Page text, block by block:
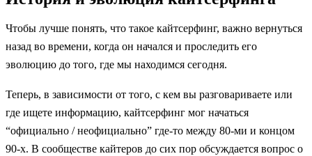
Чтобы лучше понять, что такое кайтсерфинг, важно вернуться
назад во времени, когда он начался и проследить его
эволюцию до того, где мы находимся сегодня.
Теперь, в зависимости от того, с кем вы разговариваете или
где ищете информацию, кайтсерфинг мог начаться
“официально / неофициально” где-то между 80-ми и концом
90-х. В сообществе кайтеров до сих пор обсуждается вопрос о